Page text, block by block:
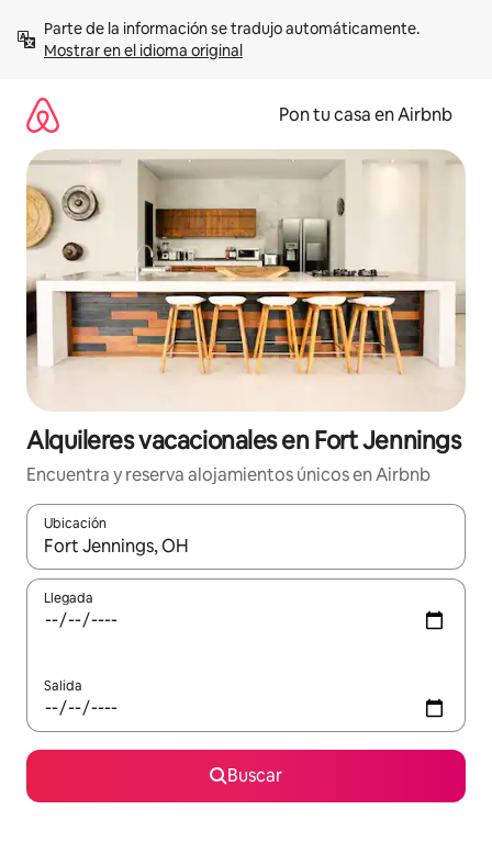
contenidoMostrar en el idioma original
Pon tu casa en Airbnb
Alquileres vacacionales en Fort Jennings
Encuentra y reserva alojamientos únicos en Airbnb
Ubicación
Cuando los resultados estén disponibles, navega con las
Llegada
Salida
Buscar